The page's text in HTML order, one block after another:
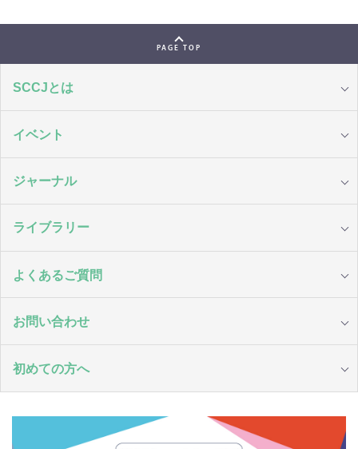
PAGE TOP
SCCJとは
イベント
ジャーナル
ライブラリー
よくあるご質問
お問い合わせ
初めての方へ